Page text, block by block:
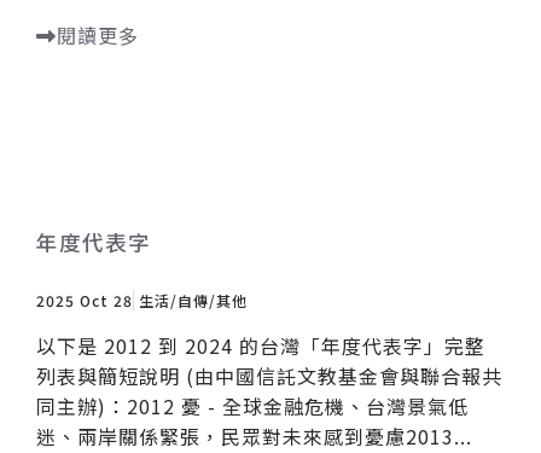
閱讀更多
年度代表字
2025 Oct 28 生活/自傳/其他
以下是 2012 到 2024 的台灣「年度代表字」完整
列表與簡短說明 (由中國信託文教基金會與聯合報共
同主辦)：2012 憂 - 全球金融危機、台灣景氣低
迷、兩岸關係緊張，民眾對未來感到憂慮2013...